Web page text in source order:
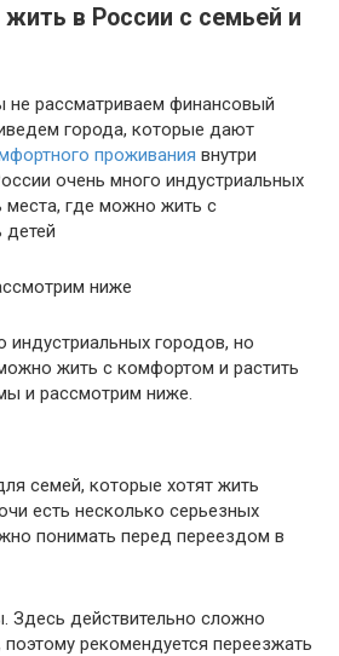
жить в России с семьей и
рассматриваем финансовый
города, которые дают
проживания внутри
очень много индустриальных
места, где можно жить с
детей
ниже
индустриальных городов, но
жить с комфортом и растить
и рассмотрим ниже.
семей, которые хотят жить
есть несколько серьезных
понимать перед переездом в
Здесь действительно сложно
поэтому рекомендуется переезжать